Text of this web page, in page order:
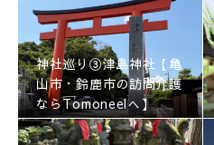
神社巡り③津島神社【亀
山市・鈴鹿市の訪問介護
ならTomoneelへ】